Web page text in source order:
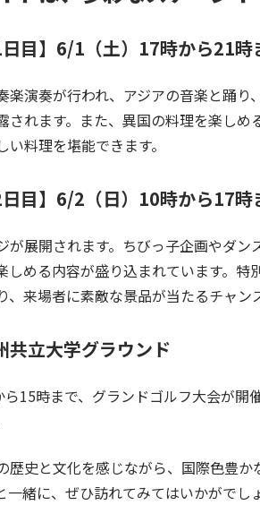
日目】6/1（土）17時から21時
楽演奏が行われ、アジアの音楽と踊り
されます。また、異国の料理を楽しめ
料理を堪能できます。
日目】6/2（日）10時から17時
が展開されます。ちびっ子企画やダン
しめる内容が盛り込まれています。特
、来場者に素敵な景品が当たるチャン
共立大学グラウンド
15時まで、グランドゴルフ大会が開
歴史と文化を感じながら、国際色豊
一緒に、ぜひ訪れてみてはいかがでし